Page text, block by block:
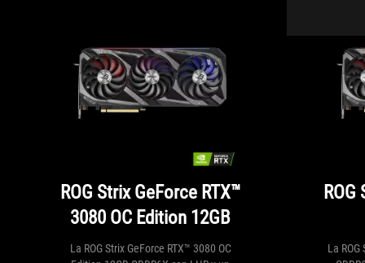
ROG Strix GeForce RTX™
3080 OC Edition 12GB
La ROG Strix GeForce RTX™ 3080 OC
La